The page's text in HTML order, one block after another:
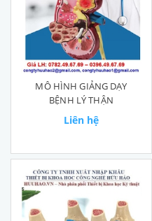
MÔ HÌNH GIẢNG DẠY
BỆNH LÝ THẬN
Liên hệ